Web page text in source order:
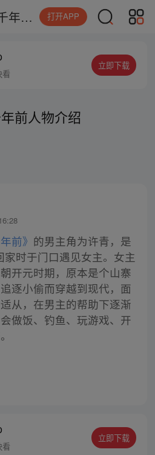
我家老婆来自一千年前人物介绍 打开APP
看
立即下载
前人物介绍
前》 的男主角为许青，是
时于门口遇见女主。女主
开元时期，原本是个山寨
逐小偷而穿越到现代，面
从，在男主的帮助下逐渐
做饭、钓鱼、玩游戏、开
看
立即下载